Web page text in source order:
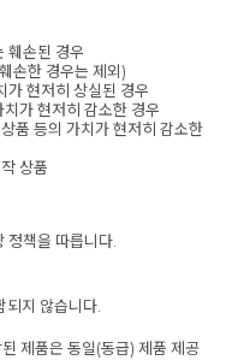
훼손된 경우
손한 경우는 제외)
가 현저히 상실된 경우
가 현저히 감소한 경우
품 등의 가치가 현저히 감소한
상품
정책을 따릅니다.
지 않습니다.
제품은 동일(동급) 제품 제공